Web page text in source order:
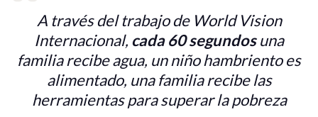
A través del trabajo de World Vision
Internacional, cada 60 segundosuna
familia recibe agua, un niño hambriento es
alimentado, una familia recibe las
herramientas para superar la pobreza